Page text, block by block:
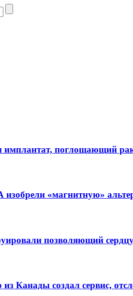
имплантат, поглощающий
«магнитную»
позволяющий
из Канады создал сервис,